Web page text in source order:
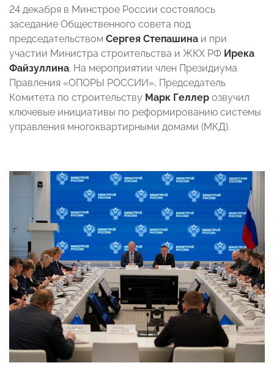
24 декабря в Минстрое России состоялось
заседание Общественного совета под
председательством Сергея Степашина и при
участии Министра строительства и ЖКХ РФ Ирека
Файзуллина. На мероприятии член Президиума
Правления «ОПОРЫ РОССИИ», Председатель
Комитета по строительству Марк Геллер озвучил
ключевые инициативы по реформированию системы
управления многоквартирными домами (МКД).